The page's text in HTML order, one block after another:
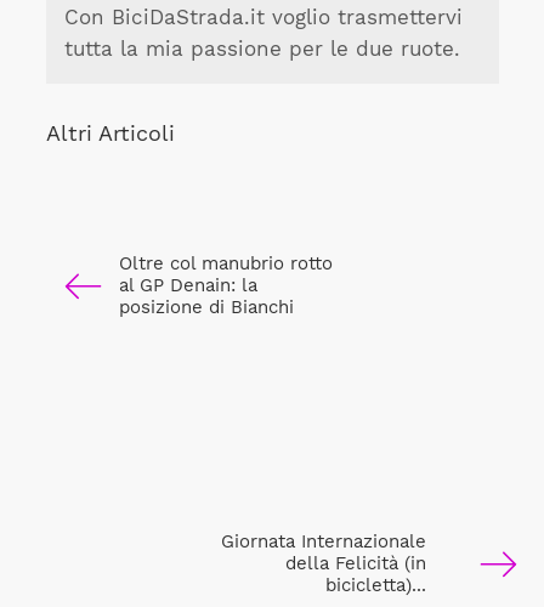
Con BiciDaStrada.it voglio trasmettervi
tutta la mia passione per le due ruote.
Altri Articoli
Oltre col manubrio rotto
al GP Denain: la
posizione di Bianchi
Giornata Internazionale
della Felicità (in
bicicletta)...